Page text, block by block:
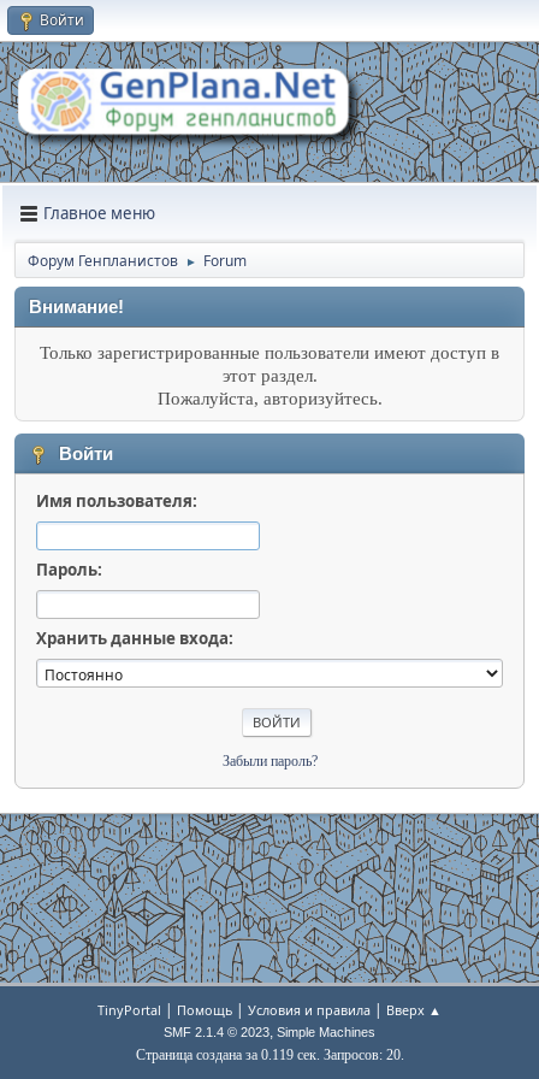
Войти
Главное меню
Форум Генпланистов ► Forum
Внимание!
Только зарегистрированные пользователи имеют доступ в
этот раздел.
Пожалуйста, авторизуйтесь.
Войти
Имя пользователя:
Пароль:
Хранить данные входа:
Забыли пароль?
TinyPortal | Помощь | Условия и правила | Вверх ▲
SMF 2.1.4 © 2023, Simple Machines
Страница создана за 0.119 сек. Запросов: 20.